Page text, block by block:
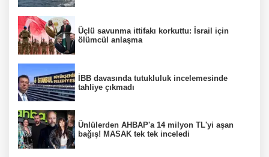
Üçlü savunma ittifakı korkuttu: İsrail için
ölümcül anlaşma
İBB davasında tutukluluk incelemesinde
tahliye çıkmadı
Ünlülerden AHBAP'a 14 milyon TL'yi aşan
bağış! MASAK tek tek inceledi